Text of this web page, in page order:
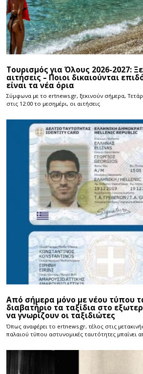
Τουρισμός για Όλους 2026-2027:
αιτήσεις – Ποιοι δικαιούνται
είναι τα νέα όρια
Σύμφωνα με το ertnews.gr, ξεκινούν σήμερα,
στις 12:00 το μεσημέρι, οι αιτήσεις
Από σήμερα μόνο με νέου τύπου
διαβατήριο τα ταξίδια στο
να γνωρίζουν οι ταξιδιώτες
Όπως αναφέρει το ertnews.gr, τέλος στις
παλαιού τύπου αστυνομικές ταυτότητες μπαίνει